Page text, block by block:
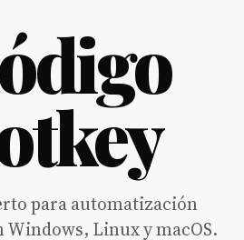
para automatización
Windows, Linux y macOS.